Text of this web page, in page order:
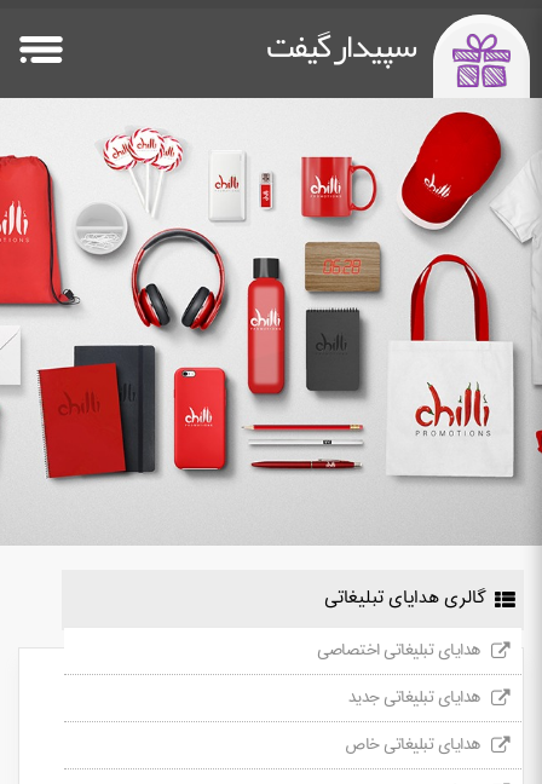
سپیدار گیفت
صفحه اصلی
HomePage
Flash Memory
پاوربانک تبلیغاتی
Power Bank
سایر هدایا
Other Gifts
خدمات چاپ
Printing
دستگاه چاپ فلت بد
Flatbed Printer
درباره ما
about us
تماس باما
Contact Us
گالری هدایای تبلیغاتی
هدایای تبلیغاتی اختصاصی
هدایای تبلیغاتی جدید
هدایای تبلیغاتی خاص